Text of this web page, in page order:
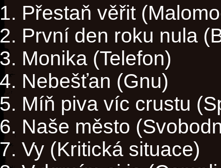
Přestaň věřit
První den roku nula
Monika (Telefon)
Nebešťan (Gnu)
Míň piva víc crustu
Naše město
Vy (Kritická situace)